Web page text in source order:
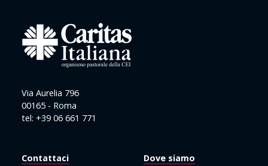
Via Aurelia 796
00165 - Roma
tel: +39 06 661 771
Contattaci Dove siamo